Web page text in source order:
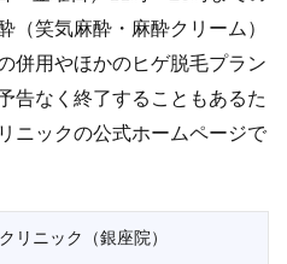
（笑気麻酔・麻酔クリーム）
併用やほかのヒゲ脱毛プラン
告なく終了することもあるた
ニックの公式ホームページで
リニック（銀座院）